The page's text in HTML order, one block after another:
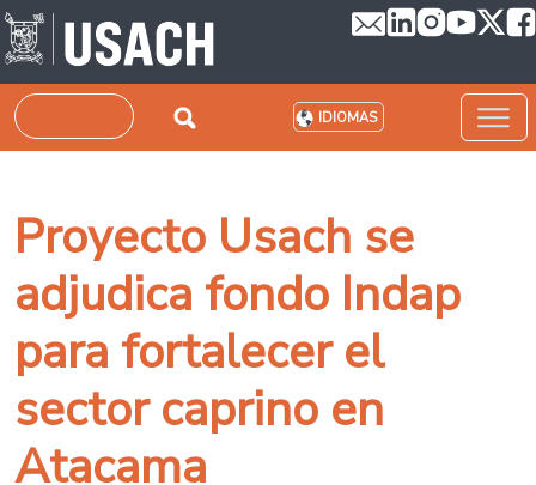
Pasar al contenido principal
Buscar IDIOMAS
Proyecto Usach se
adjudica fondo Indap
para fortalecer el
sector caprino en
Atacama